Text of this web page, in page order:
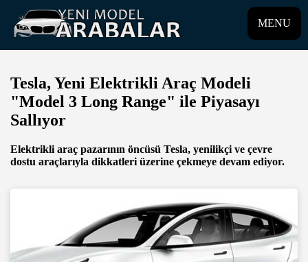
MENU
Tesla, Yeni Elektrikli Araç Modeli
"Model 3 Long Range" ile Piyasayı
Sallıyor
Elektrikli araç pazarının öncüsü Tesla, yenilikçi ve çevre
dostu araçlarıyla dikkatleri üzerine çekmeye devam ediyor.